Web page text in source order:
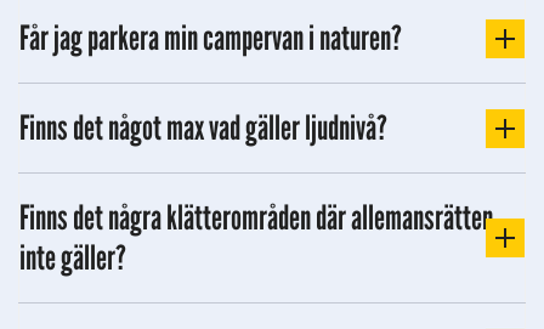
Får jag parkera min campervan i naturen?
Finns det något max vad gäller ljudnivå?
Finns det några klätterområden där allemansrätten
inte gäller?